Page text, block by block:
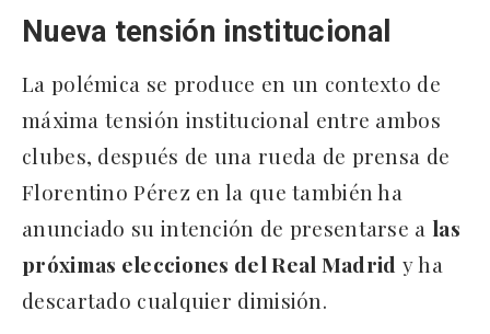
Nueva tensión institucional
La polémica se produce en un contexto de
máxima tensión institucional entre ambos
clubes, después de una rueda de prensa de
Florentino Pérez en la que también ha
anunciado su intención de presentarse a las
próximas elecciones del Real Madrid y ha
descartado cualquier dimisión.